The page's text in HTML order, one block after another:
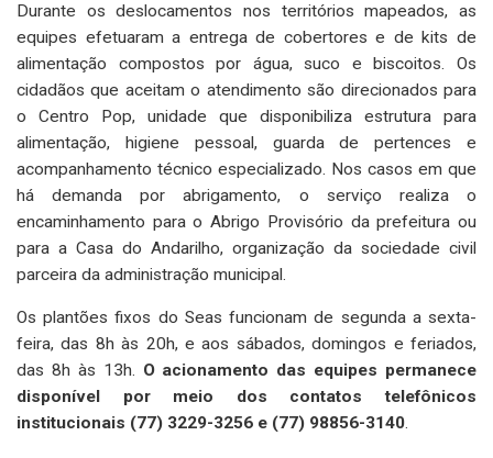
Durante os deslocamentos nos territórios mapeados, as
equipes efetuaram a entrega de cobertores e de kits de
alimentação compostos por água, suco e biscoitos. Os
cidadãos que aceitam o atendimento são direcionados para
o Centro Pop, unidade que disponibiliza estrutura para
alimentação, higiene pessoal, guarda de pertences e
acompanhamento técnico especializado. Nos casos em que
há demanda por abrigamento, o serviço realiza o
encaminhamento para o Abrigo Provisório da prefeitura ou
para a Casa do Andarilho, organização da sociedade civil
parceira da administração municipal.
Os plantões fixos do Seas funcionam de segunda a sexta-
feira, das 8h às 20h, e aos sábados, domingos e feriados,
das 8h às 13h. O acionamento das equipes permanece
disponível por meio dos contatos telefônicos
institucionais (77) 3229-3256 e (77) 98856-3140.